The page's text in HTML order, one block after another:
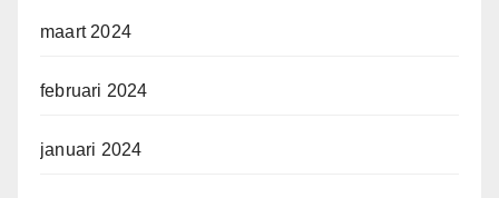
maart 2024
februari 2024
januari 2024